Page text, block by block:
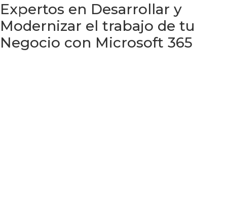
Expertos en Desarrollar y
Modernizar el trabajo de tu
Negocio con Microsoft 365